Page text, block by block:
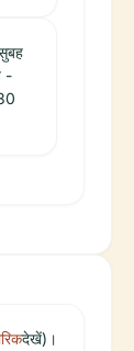
-
देखें)।